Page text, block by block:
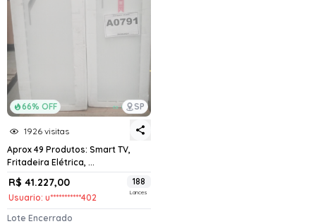
66% OFF SP
1926 visitas
Aprox 49 Produtos: Smart TV,
Fritadeira Elétrica, ...
R$ 41.227,00
Usuario: u***********402
188
Lances
Lote Encerrado